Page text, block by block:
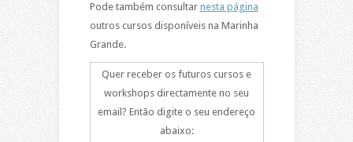
Pode também consultar nesta página
outros cursos disponíveis na Marinha
Grande.
Quer receber os futuros cursos e
workshops directamente no seu
email? Então digite o seu endereço
abaixo: